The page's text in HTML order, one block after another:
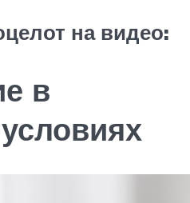
на видео:
в